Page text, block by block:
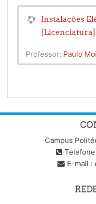
Instalações
[Licenciatura]
Professor: Paulo
Campus
E-mail :